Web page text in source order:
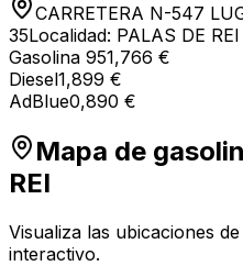
CARRETERA N-547
35Localidad: PALAS DE REI
Gasolina 951,766 €
Diesel1,899 €
AdBlue0,890 €
Mapa de
REI
Visualiza las ubicaciones
interactivo.